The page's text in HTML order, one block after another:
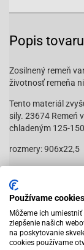
Popis tovaru
Zosilnený remeň
životnosť remeňa
Tento materiál
sily. 23674 Remeń
chladeným 125-
rozmery: 906x22,5
Vhodné na:
CPI GTR,
HONDA
FES
Čítať viac
Používame cookies
Môžeme ich
zlepšenie našich
na poskytovanie
cookies používame